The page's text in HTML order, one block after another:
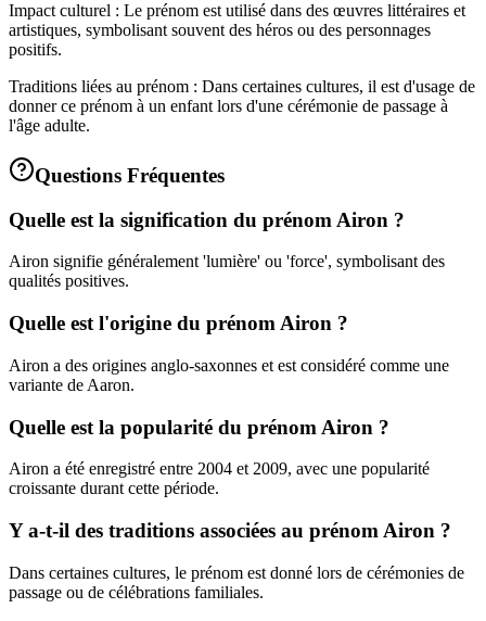
Impact culturel : Le prénom est utilisé dans des œuvres littéraires et
artistiques, symbolisant souvent des héros ou des personnages
positifs.
Traditions liées au prénom : Dans certaines cultures, il est d'usage de
donner ce prénom à un enfant lors d'une cérémonie de passage à
l'âge adulte.
Questions Fréquentes
Quelle est la signification du prénom Airon ?
Airon signifie généralement 'lumière' ou 'force', symbolisant des
qualités positives.
Quelle est l'origine du prénom Airon ?
Airon a des origines anglo-saxonnes et est considéré comme une
variante de Aaron.
Quelle est la popularité du prénom Airon ?
Airon a été enregistré entre 2004 et 2009, avec une popularité
croissante durant cette période.
Y a-t-il des traditions associées au prénom Airon ?
Dans certaines cultures, le prénom est donné lors de cérémonies de
passage ou de célébrations familiales.